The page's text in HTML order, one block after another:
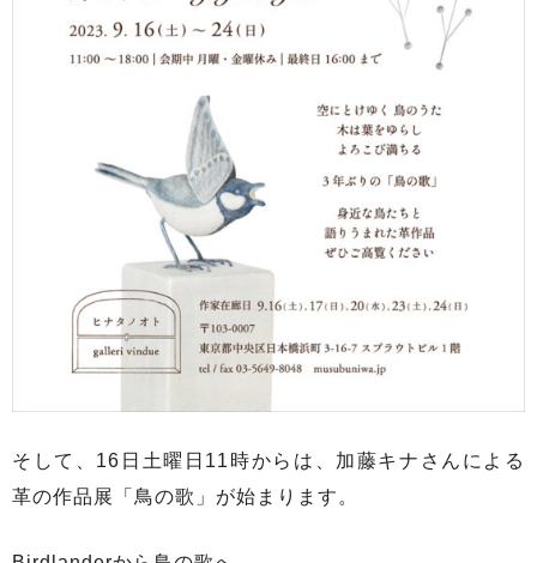
そして、16日土曜日11時からは、加藤キナさんによる
革の作品展「鳥の歌」が始まります。